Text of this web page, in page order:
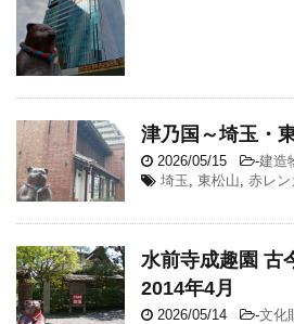
津乃国～埼玉・
2026/05/15 -建造
埼玉 東松山 赤レン
水前寺成趣園 古
2014年4月
2026/05/14 -文化